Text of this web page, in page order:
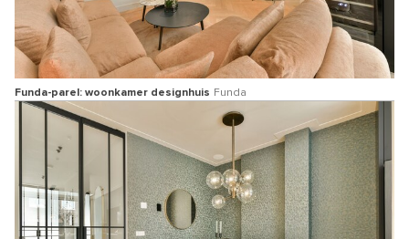
Funda-parel: woonkamer designhuis Funda